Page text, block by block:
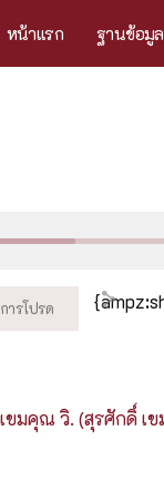
หน้าแรก ฐานข้อมูล
ขมคุณ วิ. (สุรศักดิ์ เข